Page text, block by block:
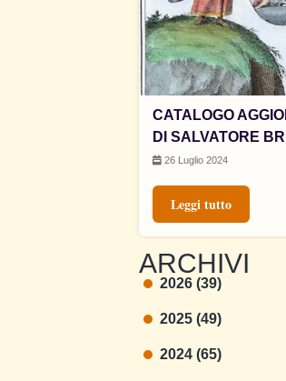
CATALOGO
DI SALVATORE
26 Luglio 2024
Leggi tutto
ARCHIVI
2026 (39)
2025 (49)
2024 (65)